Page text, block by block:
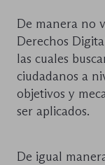
De manera no
Derechos
las cuales
ciudadanos a
objetivos y
ser aplicados.
De igual